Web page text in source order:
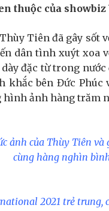
thuộc của showbiz
Tiên đã gây
dân tình xuýt xoa
đặc từ trong
khắc bên Đức Phúc
hình ảnh hàng trăm
ảnh của Thùy Tiên
cùng hàng nghìn
2021 trẻ trung,